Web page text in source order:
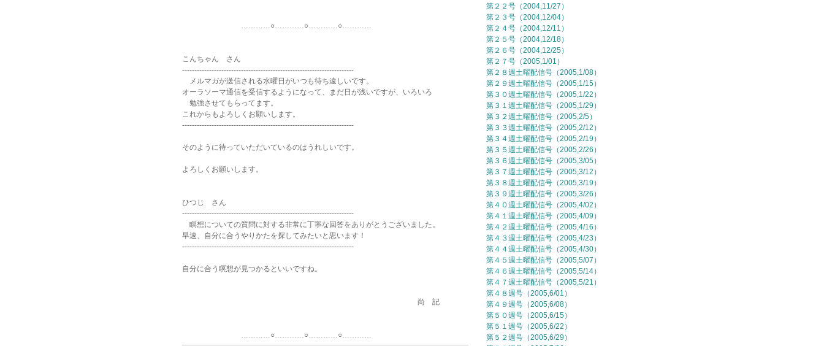
…………○…………○…………○…………
こんちゃん さん
----------------------------------------------------------------------
メルマガが送信される水曜日がいつも待ち遠しいです。
オーラソーマ通信を受信するようになって、まだ日が浅いですが、いろいろ
勉強させてもらってます。
これからもよろしくお願いします。
----------------------------------------------------------------------
そのように待っていただいているのはうれしいです。
よろしくお願いします。
ひつじ さん
----------------------------------------------------------------------
瞑想についての質問に対する非常に丁寧な回答をありがとうございました。
早速、自分に合うやりかたを探してみたいと思います！
----------------------------------------------------------------------
自分に合う瞑想が見つかるといいですね。
尚 記
…………○…………○…………○…………
第２２号（2004,11/27）
第２３号（2004,12/04）
第２４号（2004,12/11）
第２５号（2004,12/18）
第２６号（2004,12/25）
第２７号（2005,1/01）
第２８週土曜配信号（2005,1/08）
第２９週土曜配信号（2005,1/15）
第３０週土曜配信号（2005,1/22）
第３１週土曜配信号（2005,1/29）
第３２週土曜配信号（2005,2/5）
第３３週土曜配信号（2005,2/12）
第３４週土曜配信号（2005,2/19）
第３５週土曜配信号（2005,2/26）
第３６週土曜配信号（2005,3/05）
第３７週土曜配信号（2005,3/12）
第３８週土曜配信号（2005,3/19）
第３９週土曜配信号（2005,3/26）
第４０週土曜配信号（2005,4/02）
第４１週土曜配信号（2005,4/09）
第４２週土曜配信号（2005,4/16）
第４３週土曜配信号（2005,4/23）
第４４週土曜配信号（2005,4/30）
第４５週土曜配信号（2005,5/07）
第４６週土曜配信号（2005,5/14）
第４７週土曜配信号（2005,5/21）
第４８週号（2005,6/01）
第４９週号（2005,6/08）
第５０週号（2005,6/15）
第５１週号（2005,6/22）
第５２週号（2005,6/29）